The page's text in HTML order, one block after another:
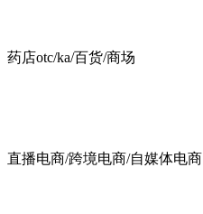
药店otc/ka/百货/商场
直播电商/跨境电商/自媒体电商